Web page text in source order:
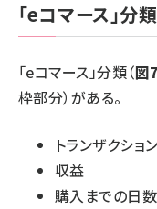
「eコマース」分
「eコマース」分類（図7
枠部分）がある。
トランザクショ
収益
購入までの日数